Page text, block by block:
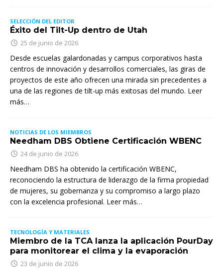
SELECCIÓN DEL EDITOR
Éxito del Tilt-Up dentro de Utah
25 de junio de 2026
Desde escuelas galardonadas y campus corporativos hasta
centros de innovación y desarrollos comerciales, las giras de
proyectos de este año ofrecen una mirada sin precedentes a
una de las regiones de tilt-up más exitosas del mundo. Leer
más…
NOTICIAS DE LOS MIEMBROS
Needham DBS Obtiene Certificación WBENC
24 de junio de 2026
Needham DBS ha obtenido la certificación WBENC,
reconociendo la estructura de liderazgo de la firma propiedad
de mujeres, su gobernanza y su compromiso a largo plazo
con la excelencia profesional. Leer más…
TECNOLOGÍA Y MATERIALES
Miembro de la TCA lanza la aplicación PourDay
para monitorear el clima y la evaporación
23 de junio de 2026